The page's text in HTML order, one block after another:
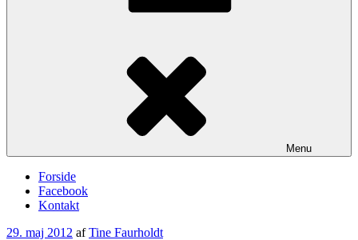
Menu
Forside
Facebook
Kontakt
Udgivet
29. maj 2012 afTine Faurholdt